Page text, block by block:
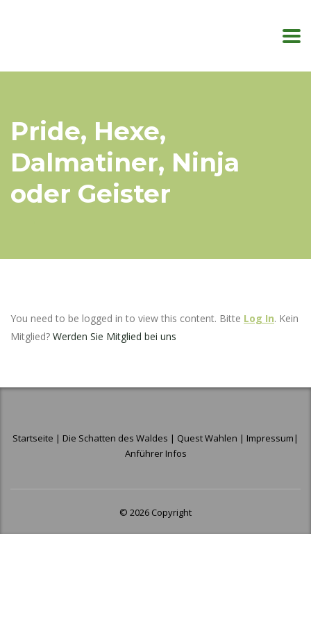
Pride, Hexe,
Dalmatiner, Ninja
oder Geister
You need to be logged in to view this content. Bitte Log In. Kein
Mitglied? Werden Sie Mitglied bei uns
Startseite | Die Schatten des Waldes | Quest Wahlen | Impressum |
Anführer Infos
© 2026 Copyright